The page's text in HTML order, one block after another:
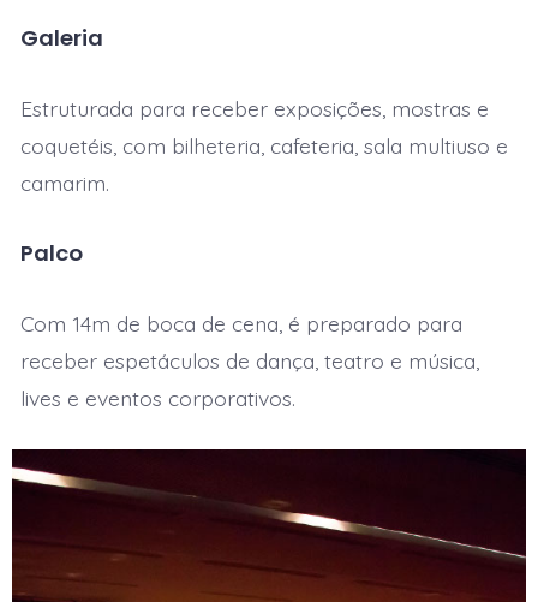
Galeria
Estruturada para receber exposições, mostras e
coquetéis, com bilheteria, cafeteria, sala multiuso e
camarim.
Palco
Com 14m de boca de cena, é preparado para
receber espetáculos de dança, teatro e música,
lives e eventos corporativos.